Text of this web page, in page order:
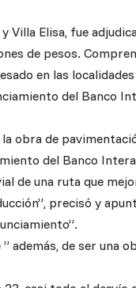
Elisa, fue
de pesos.
en las
del Banco
obra de
del Banco
de una ruta que
precisó y
además, de ser una